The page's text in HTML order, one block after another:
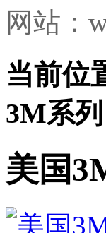
网站：
当前位
3M系列
美国